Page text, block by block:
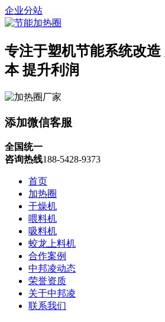
企业分站
专注于塑机节能系统改造
本 提升利润
添加微信客服
全国统一
咨询热线188-5428-9373
首页
加热圈
干燥机
喂料机
吸料机
蛟龙上料机
合作案例
中邦凌动态
荣誉资质
关于中邦凌
联系我们